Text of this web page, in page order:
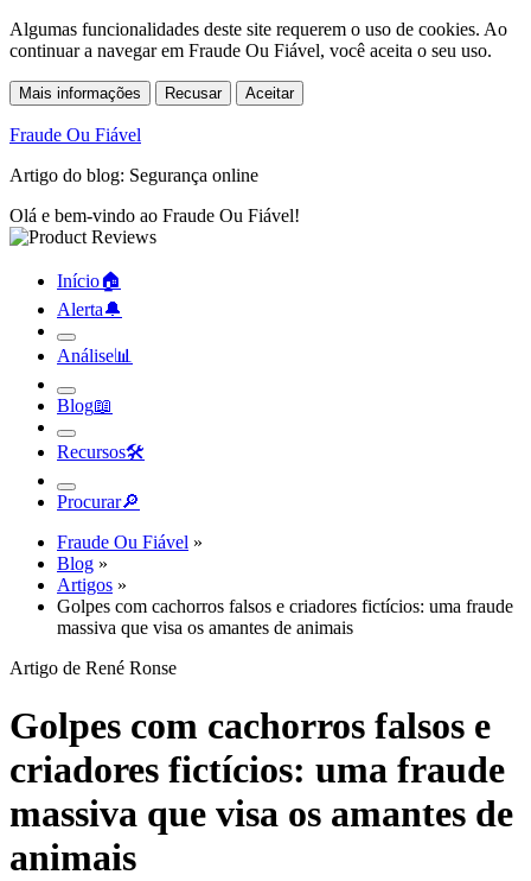
Algumas funcionalidades deste site requerem o uso de cookies. Ao
continuar a navegar em Fraude Ou Fiável, você aceita o seu uso.
Mais informações Recusar Aceitar
Fraude Ou Fiável
Artigo do blog: Segurança online
Olá e bem-vindo ao Fraude Ou Fiável!
Início🏠︎
Alerta🔔︎
Análise📊︎
Blog📖︎
Recursos🛠︎
Procurar🔎︎
Fraude Ou Fiável »
Blog »
Artigos »
Golpes com cachorros falsos e criadores fictícios: uma fraude
massiva que visa os amantes de animais
Artigo de René Ronse
Golpes com cachorros falsos e
criadores fictícios: uma fraude
massiva que visa os amantes de
animais